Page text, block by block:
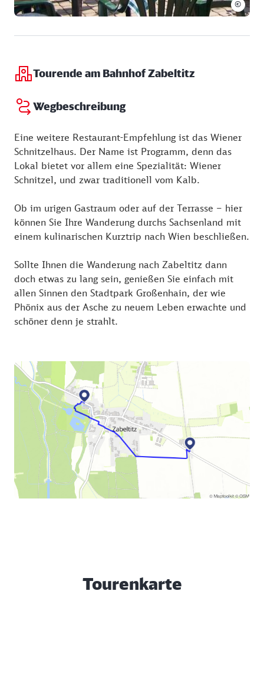
©
Tourende am Bahnhof Zabeltitz
Wegbeschreibung
Eine weitere Restaurant-Empfehlung ist das Wiener
Schnitzelhaus. Der Name ist Programm, denn das
Lokal bietet vor allem eine Spezialität: Wiener
Schnitzel, und zwar traditionell vom Kalb.
Ob im urigen Gastraum oder auf der Terrasse – hier
können Sie Ihre Wanderung durchs Sachsenland mit
einem kulinarischen Kurztrip nach Wien beschließen.
Sollte Ihnen die Wanderung nach Zabeltitz dann
doch etwas zu lang sein, genießen Sie einfach mit
allen Sinnen den Stadtpark Großenhain, der wie
Phönix aus der Asche zu neuem Leben erwachte und
schöner denn je strahlt.
Tourenkarte